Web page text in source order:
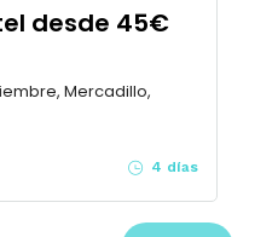
desde 45€
Mercadillo,
4 días